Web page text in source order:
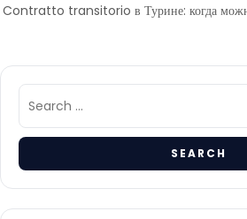
Contratto transitorio в Турине: когда